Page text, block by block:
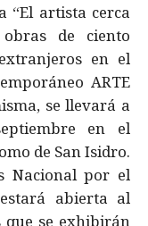
“El artista cerca
de ciento
en el
ARTE
se llevará a
en el
de San Isidro.
Nacional por el
abierta al
que se exhibirán